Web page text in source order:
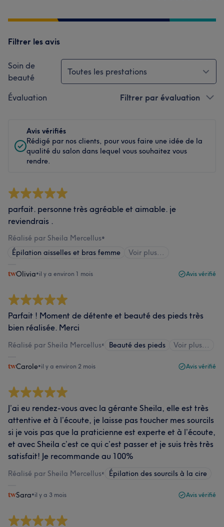
Filtrer les avis
Soin de
beauté
Toutes les prestations
Évaluation Filtrer par évaluation
Avis vérifiés
Rédigé par nos clients, pour vous faire une idée de la
qualité du salon dans lequel vous souhaitez vous
rendre.
parfait. personne très agréable et aimable. je
reviendrais .
Réalisé par Sheila Mercellus•
Épilation aisselles et bras femme
Voir plus...
Olivia•il y a environ 1 mois Avis vérifié
Parfait ! Moment de détente et beauté des pieds très
bien réalisée. Merci
Réalisé par Sheila Mercellus• Beauté des pieds Voir plus...
Carole•il y a environ 2 mois Avis vérifié
J’ai eu rendez-vous avec la gérante Sheila, elle est très
attentive et à l’écoute, je laisse pas toucher mes sourcils
si je vois pas que la praticienne est experte et à l’écoute,
et avec Sheila c’est ce qui c’est passer et je suis très très
satisfait! Je recommande au 100%
Réalisé par Sheila Mercellus• Épilation des sourcils à la cire
Sara•il y a 3 mois Avis vérifié